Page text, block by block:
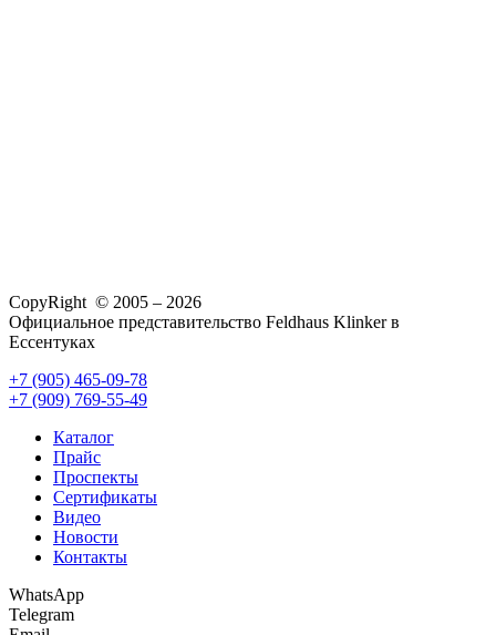
CopyRight © 2005 – 2026
Официальное представительство Feldhaus Klinker в
Ессентуках
+7 (905) 465-09-78
+7 (909) 769-55-49
Каталог
Прайс
Проспекты
Сертификаты
Видео
Новости
Контакты
WhatsApp
Telegram